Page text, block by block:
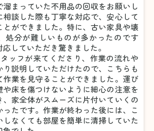
溜まっていた不用品の回収をお願いし
相談した際も丁寧な対応で、安心して
とができました。特に、古い家具や壊
処分が難しいものが多かったのです
していただき驚きました。
ッフが来てくださり、作業の流れや
説明していただけたので、こちらも
作業を見守ることができました。運び
や床を傷つけないように細心の注意を
家全体がスムーズに片付いていくの
ったです。作業が終わった後には、こ
しなくても部屋を簡単に清掃していた